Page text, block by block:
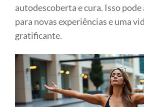
autodescoberta e cura. Isso
para novas experiências e uma
gratificante.